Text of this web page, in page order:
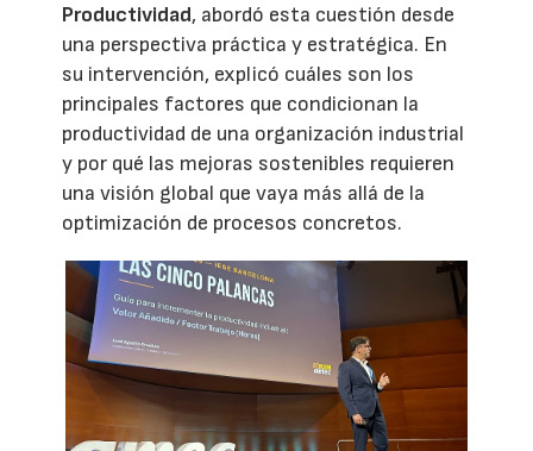
Productividad, abordó esta cuestión desde
una perspectiva práctica y estratégica. En
su intervención, explicó cuáles son los
principales factores que condicionan la
productividad de una organización industrial
y por qué las mejoras sostenibles requieren
una visión global que vaya más allá de la
optimización de procesos concretos.